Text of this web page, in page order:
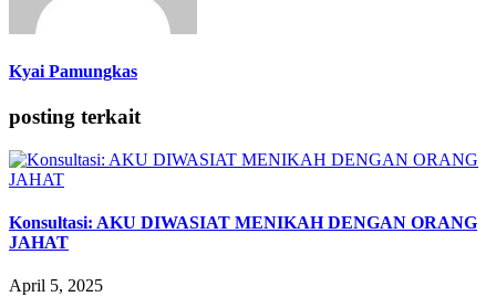
Kyai Pamungkas
posting terkait
Konsultasi: AKU DIWASIAT MENIKAH DENGAN ORANG
JAHAT
April 5, 2025